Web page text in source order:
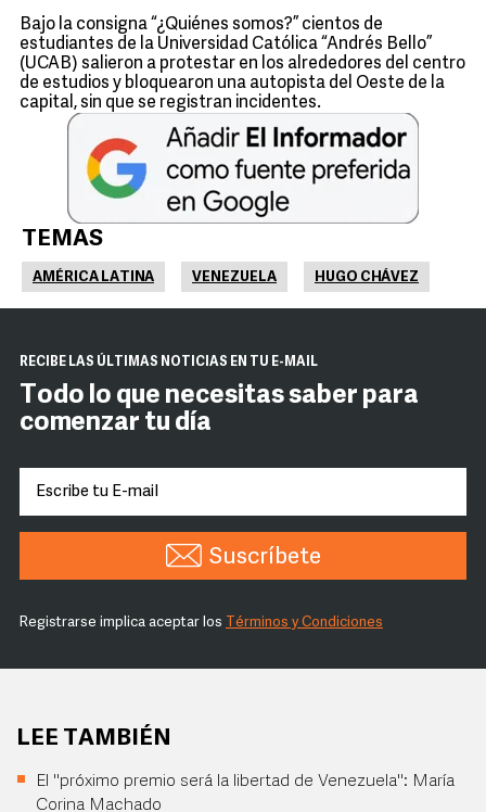
Bajo la consigna “¿Quiénes somos?” cientos de
estudiantes de la Universidad Católica “Andrés Bello”
(UCAB) salieron a protestar en los alrededores del centro
de estudios y bloquearon una autopista del Oeste de la
capital, sin que se registran incidentes.
TEMAS
AMÉRICA LATINA VENEZUELA HUGO CHÁVEZ
RECIBE LAS ÚLTIMAS NOTICIAS EN TU E-MAIL
Todo lo que necesitas saber para
comenzar tu día
Suscríbete
Registrarse implica aceptar los Términos y Condiciones
LEE TAMBIÉN
El "próximo premio será la libertad de Venezuela": María
Corina Machado